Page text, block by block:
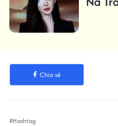
Chia sẻ
#Hashtag